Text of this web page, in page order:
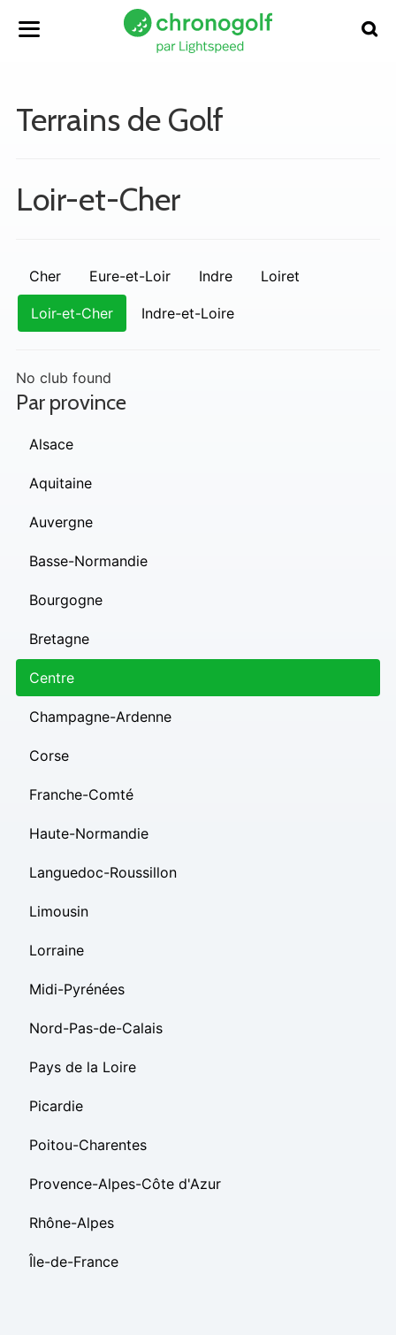
Terrains de Golf
Loir-et-Cher
Cher Eure-et-Loir Indre Loiret
Loir-et-Cher Indre-et-Loire
No club found
Par province
Alsace
Aquitaine
Auvergne
Basse-Normandie
Bourgogne
Bretagne
Centre
Champagne-Ardenne
Corse
Franche-Comté
Haute-Normandie
Languedoc-Roussillon
Limousin
Lorraine
Midi-Pyrénées
Nord-Pas-de-Calais
Pays de la Loire
Picardie
Poitou-Charentes
Provence-Alpes-Côte d'Azur
Rhône-Alpes
Île-de-France